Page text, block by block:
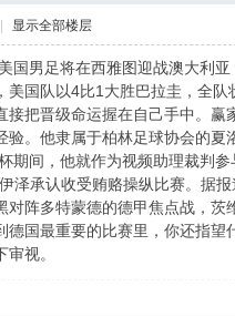
显示全部楼层
国男足将在西雅图迎战澳大利
美国队以4比1大胜巴拉圭，全
接把晋级命运握在自己手中。
验。他隶属于柏林足球协会的
间，他就作为视频助理裁判参
泽承认收受贿赂操纵比赛。据
对阵多特蒙德的德甲焦点战，
德国最重要的比赛里，你还指
视。